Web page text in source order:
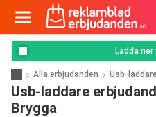
Ladda
Alla erbjudanden Usb-laddare
Usb-laddare
Brygga